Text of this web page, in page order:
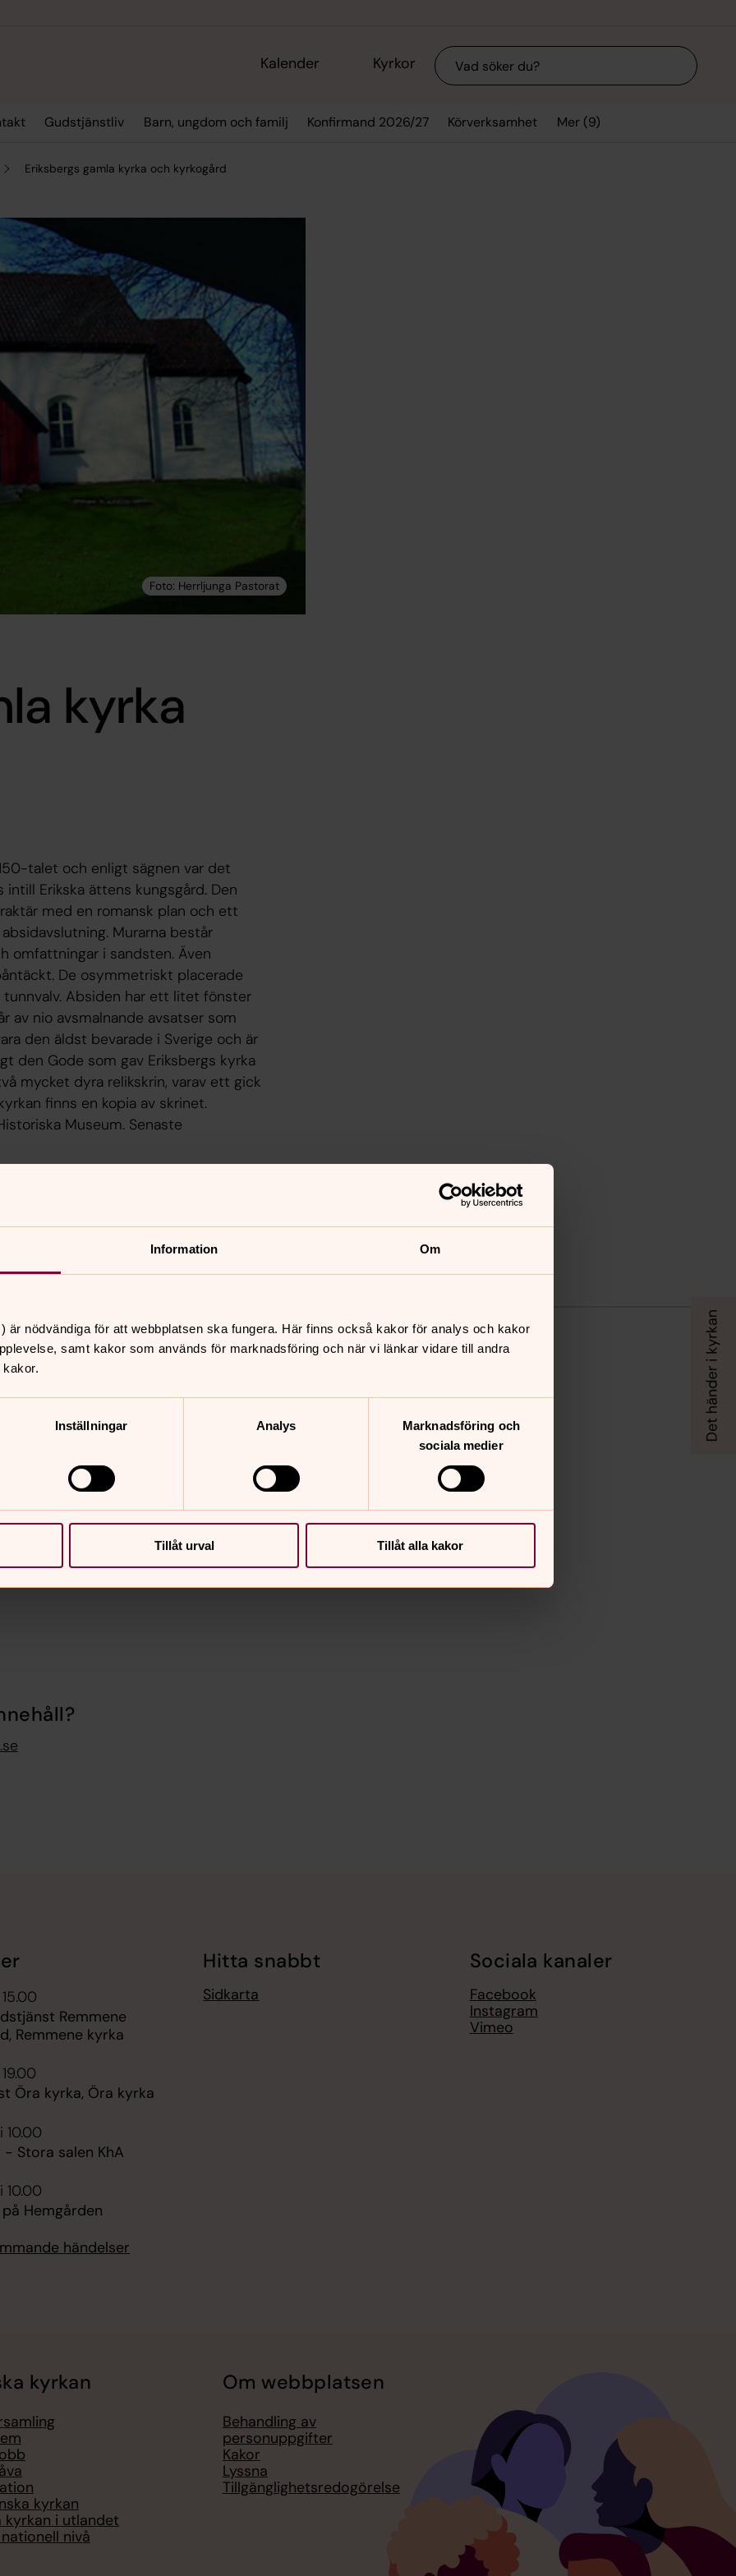
Information Om
är nödvändiga för att webbplatsen ska fungera. Här finns också kakor för analys och kakor
samt kakor som används för marknadsföring och när vi länkar vidare till andra
Inställningar Analys
Marknadsföring och
sociala medier
Tillåt urval Tillåt alla kakor
Kalender Kyrkor Sök
Gudstjänstliv Barn, ungdom och familj Konfirmand 2026/27 Körverksamhet Mer (9)
Eriksbergs gamla kyrka och kyrkogård
kyrka
talet och enligt sägnen var det
Erikska ättens kungsgård. Den
med en romansk plan och ett
Murarna består
omfattningar i sandsten. Även
De osymmetriskt placerade
Absiden har ett litet fönster
av nio avsmalnande avsatser som
den äldst bevarade i Sverige och är
den Gode som gav Eriksbergs kyrka
mycket dyra relikskrin, varav ett gick
finns en kopia av skrinet.
Museum. Senaste
då lösa ramper placeras ut in till
den nya kyrkan i Eriksberg.
kyrktomt till den gamla kyrkan.
är den enda av församlingens och
karaktär från tiden innan 1800-
landsbygdskyrkogården i regel
gravvårdar förändrade karaktären:
ett fåtal vårdar över
Remmene
Remmene kyrka
Öra kyrka, Öra kyrka
10.00
Stora salen KhA
10.00
Hemgården
händelser
Hitta snabbt
Sidkarta
Sociala kanaler
Facebook
Instagram
Vimeo
kyrkan
kyrkan
kyrkan i utlandet
nivå
Om webbplatsen
Behandling av
personuppgifter
Kakor
Lyssna
Tillgänglighetsredogörelse